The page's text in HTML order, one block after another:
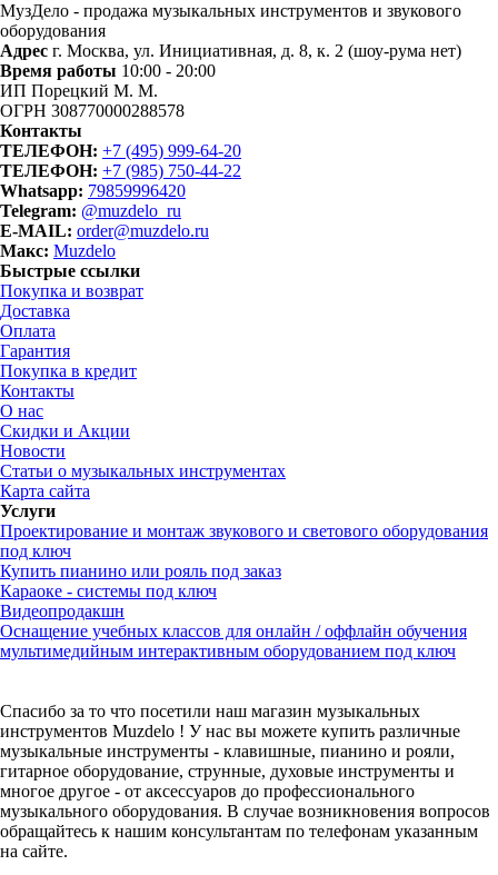
МузДело - продажа музыкальных инструментов и звукового
оборудования
Адрес г. Москва, ул. Инициативная, д. 8, к. 2 (шоу-рума нет)
Время работы 10:00 - 20:00
ИП Порецкий М. М.
ОГРН 308770000288578
Контакты
ТЕЛЕФОН: +7 (495) 999-64-20
ТЕЛЕФОН: +7 (985) 750-44-22
Whatsapp: 79859996420
Telegram: @muzdelo_ru
E-MAIL: order@muzdelo.ru
Макс: Muzdelo
Быстрые ссылки
Покупка и возврат
Доставка
Оплата
Гарантия
Покупка в кредит
Контакты
О нас
Скидки и Акции
Новости
Статьи о музыкальных инструментах
Карта сайта
Услуги
Проектирование и монтаж звукового и светового оборудования
под ключ
Купить пианино или рояль под заказ
Караоке - системы под ключ
Видеопродакшн
Оснащение учебных классов для онлайн / оффлайн обучения
мультимедийным интерактивным оборудованием под ключ
Спасибо за то что посетили наш магазин музыкальных
инструментов Muzdelo ! У нас вы можете купить различные
музыкальные инструменты - клавишные, пианино и рояли,
гитарное оборудование, струнные, духовые инструменты и
многое другое - от аксессуаров до профессионального
музыкального оборудования. В случае возникновения вопросов
обращайтесь к нашим консультантам по телефонам указанным
на сайте.